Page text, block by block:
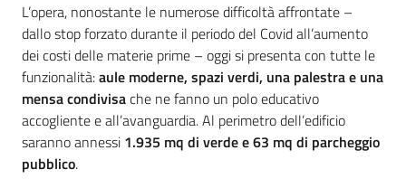
L’opera, nonostante le numerose difficoltà affrontate –
dallo stop forzato durante il periodo del Covid all’aumento
dei costi delle materie prime – oggi si presenta con tutte le
funzionalità:aule moderne, spazi verdi, una palestra e una
mensa condivisache ne fanno un polo educativo
accogliente e all’avanguardia. Al perimetro dell’edificio
saranno annessi 1.935 mq di verde e 63 mq di parcheggio
pubblico.